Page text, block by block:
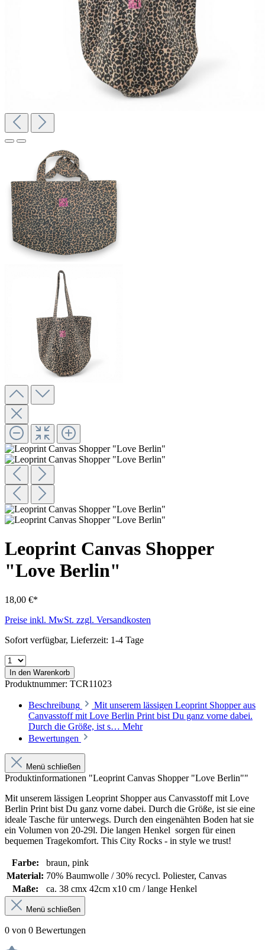
Leoprint Canvas Shopper
"Love Berlin"
18,00 €*
Preise inkl. MwSt. zzgl. Versandkosten
Sofort verfügbar, Lieferzeit: 1-4 Tage
In den Warenkorb
Produktnummer: TCR11023
Beschreibung
Mit unserem lässigen Leoprint Shopper aus
Canvasstoff mit Love Berlin Print bist Du ganz vorne dabei.
Durch die Größe, ist s… Mehr
Bewertungen
Menü schließen
Produktinformationen "Leoprint Canvas Shopper "Love Berlin""
Mit unserem lässigen Leoprint Shopper aus Canvasstoff mit Love
Berlin Print bist Du ganz vorne dabei. Durch die Größe, ist sie eine
ideale Tasche für unterwegs. Durch den eingenähten Boden hat sie
ein Volumen von 20-29l. Die langen Henkel sorgen für einen
bequemen Tragekomfort. This City Rocks - in style we trust!
Farbe: braun, pink
Material: 70% Baumwolle / 30% recycl. Poliester, Canvas
Maße:
ca. 38 cmx 42cm x10 cm / lange Henkel
Menü schließen
0 von 0 Bewertungen